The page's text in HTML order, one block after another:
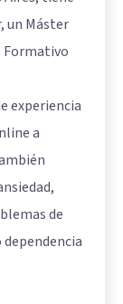
un Máster
Formativo
experiencia
a
de